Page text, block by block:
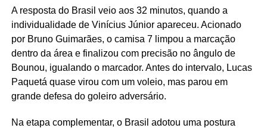
A resposta do Brasil veio aos 32 minutos, quando a
individualidade de Vinícius Júnior apareceu. Acionado
por Bruno Guimarães, o camisa 7 limpou a marcação
dentro da área e finalizou com precisão no ângulo de
Bounou, igualando o marcador. Antes do intervalo, Lucas
Paquetá quase virou com um voleio, mas parou em
grande defesa do goleiro adversário.
Na etapa complementar, o Brasil adotou uma postura